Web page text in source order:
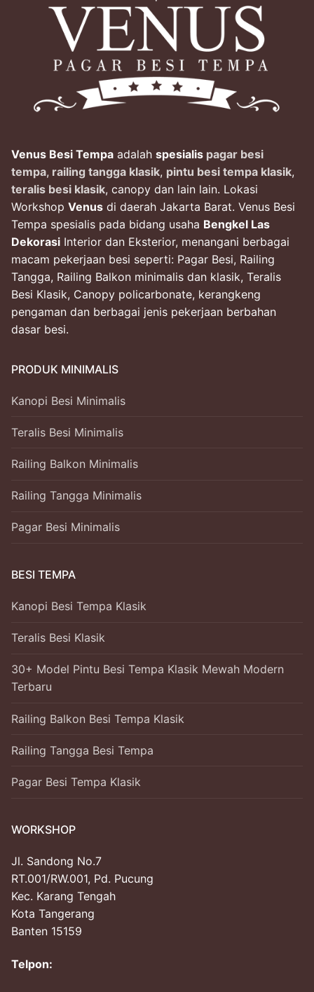
Venus Besi Tempa adalah spesialis pagar besi
tempa, railing tangga klasik, pintu besi tempa klasik,
teralis besi klasik, canopy dan lain lain. Lokasi
Workshop Venus di daerah Jakarta Barat. Venus Besi
Tempa spesialis pada bidang usaha Bengkel Las
Dekorasi Interior dan Eksterior, menangani berbagai
macam pekerjaan besi seperti: Pagar Besi, Railing
Tangga, Railing Balkon minimalis dan klasik, Teralis
Besi Klasik, Canopy policarbonate, kerangkeng
pengaman dan berbagai jenis pekerjaan berbahan
dasar besi.
PRODUK MINIMALIS
Kanopi Besi Minimalis
Teralis Besi Minimalis
Railing Balkon Minimalis
Railing Tangga Minimalis
Pagar Besi Minimalis
BESI TEMPA
Kanopi Besi Tempa Klasik
Teralis Besi Klasik
30+ Model Pintu Besi Tempa Klasik Mewah Modern
Terbaru
Railing Balkon Besi Tempa Klasik
Railing Tangga Besi Tempa
Pagar Besi Tempa Klasik
WORKSHOP
Jl. Sandong No.7
RT.001/RW.001, Pd. Pucung
Kec. Karang Tengah
Kota Tangerang
Banten 15159
Telpon: